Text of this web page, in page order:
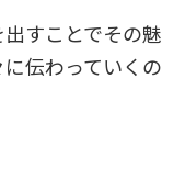
すことでその魅
伝わっていくの